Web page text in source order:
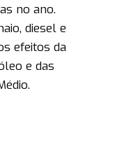
no ano.
diesel e
efeitos da
e das